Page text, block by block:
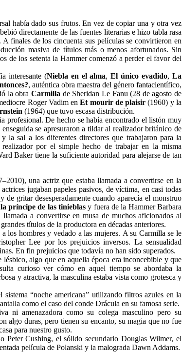
había dado sus frutos. En vez de copiar una y otra vez
directamente de las fuentes literarias e hizo tabla rasa
finales de los cincuenta sus películas se convirtieron en
masiva de títulos más o menos afortunados. Sin
de los setenta la Hammer comenzó a perder el favor del
interesante (Niebla en el alma,El único evadido,La
, auténtica obra maestra del género fantacientífico,
la obra Carmilla de Sheridan Le Fanu (28 de agosto de
Roger Vadim enEt mourir de plaisir (1960) y la
(1964) que tuvo escasa distribución.
profesional. De hecho se había encontrado el listón muy
se apresuraron a tildar al realizador británico de
la sal a los diferentes directores que trabajaron para la
por el simple hecho de trabajar en la misma
Baker tiene la suficiente autoridad para alejarse de tan
una actriz que estaba llamada a convertirse en la
jugaban papeles pasivos, de víctima, en casi todas
gritar desesperadamente cuando aparecía el monstruo
príncipe de las tinieblasy fuera de la Hammer Barbara
a convertirse en musa de muchos aficionados al
títulos de la productora en décadas anteriores.
los hombres y vedado a las mujeres. A su Carmilla se le
Lee por los prejuicios inversos. La sensualidad
En fin prejuicios que todavía no han sido superados.
algo que en aquella época era inconcebible y que
curioso ver cómo en aquel tiempo se abordaba la
y atractiva, la masculina estaba vista como grotesca y
“noche americana” utilizando filtros azules en la
como el caso del conde Drácula en su famosa serie.
ni amenazadora como su colega masculino pero su
algo duras, pero tienen su encanto, su magia que no fue
para nuestro gusto.
Peter Cushing, el sólido secundario Douglas Wilmer, el
película de Polanski y la malograda Dawn Addams.